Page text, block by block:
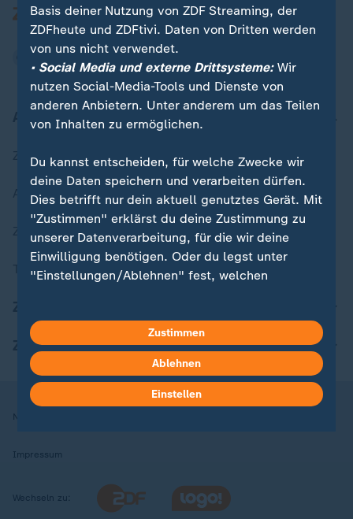
Aktuell bei ZDFheute
Zuletzt veröffentlicht
Aktuelle Sendungs-Videos
ZDFheute Stories
Themen im Überblick
ZDFheute Apps
Nutzungsbedingungen
Impressum
Wechseln zu:
Basis deiner Nutzung von ZDF Streaming, der
ZDFheute und ZDFtivi. Daten von Dritten werden
von uns nicht verwendet.
• Social Media und externe Drittsysteme:Wir
nutzen Social-Media-Tools und Dienste von
anderen Anbietern. Unter anderem um das Teilen
von Inhalten zu ermöglichen.
Du kannst entscheiden, für welche Zwecke wir
deine Daten speichern und verarbeiten dürfen.
Dies betrifft nur dein aktuell genutztes Gerät. Mit
"Zustimmen" erklärst du deine Zustimmung zu
unserer Datenverarbeitung, für die wir deine
Einwilligung benötigen. Oder du legst unter
"Einstellungen/Ablehnen" fest, welchen
kannst du jederzeit mit Wirkung für die Zukunft
in deinen Einstellungen widerrufen oder ändern.
Hier findest du das Impressum.
Weitere Informationen findest du in unserer
Zustimmen
Ablehnen
Einstellen